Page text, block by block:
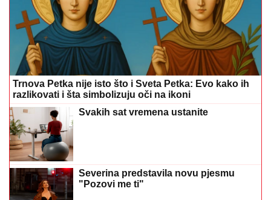
Trnova Petka nije isto što i Sveta Petka: Evo kako ih
razlikovati i šta simbolizuju oči na ikoni
Svakih sat vremena ustanite
Severina predstavila novu pjesmu
"Pozovi me ti"